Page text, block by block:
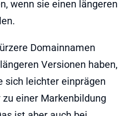
wenn sie einen längeren
Domainnamen
Versionen haben,
sich leichter einprägen
einer Markenbildung